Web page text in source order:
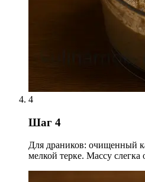
4
Шаг 4
Для драников: очищенный
мелкой терке. Массу